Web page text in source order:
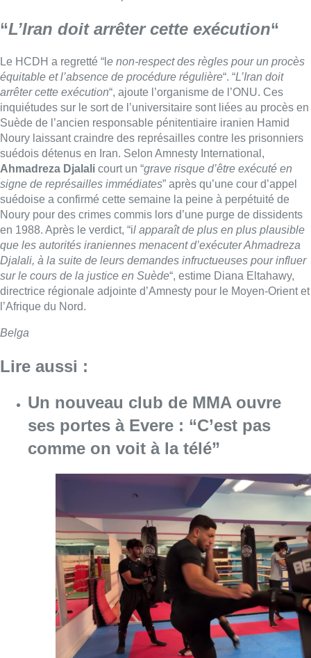
“L’Iran doit arrêter cette exécution“
Le HCDH a regretté “l e non-respect des règles pour un procès
équitable et l’absence de procédure régulière“. “L’Iran doit
arrêter cette exécution“, ajoute l’organisme de l’ONU. Ces
inquiétudes sur le sort de l’universitaire sont liées au procès en
Suède de l’ancien responsable pénitentiaire iranien Hamid
Noury laissant craindre des représailles contre les prisonniers
suédois détenus en Iran. Selon Amnesty International,
Ahmadreza Djalali court un “grave risque d’être exécuté en
signe de représailles immédiates” après qu’une cour d’appel
suédoise a confirmé cette semaine la peine à perpétuité de
Noury pour des crimes commis lors d’une purge de dissidents
en 1988. Après le verdict, “il apparaît de plus en plus plausible
que les autorités iraniennes menacent d’exécuter Ahmadreza
Djalali, à la suite de leurs demandes infructueuses pour influer
sur le cours de la justice en Suède“, estime Diana Eltahawy,
directrice régionale adjointe d’Amnesty pour le Moyen-Orient et
l’Afrique du Nord.
Belga
Lire aussi :
Un nouveau club de MMA ouvre
ses portes à Evere : “C’est pas
comme on voit à la télé”